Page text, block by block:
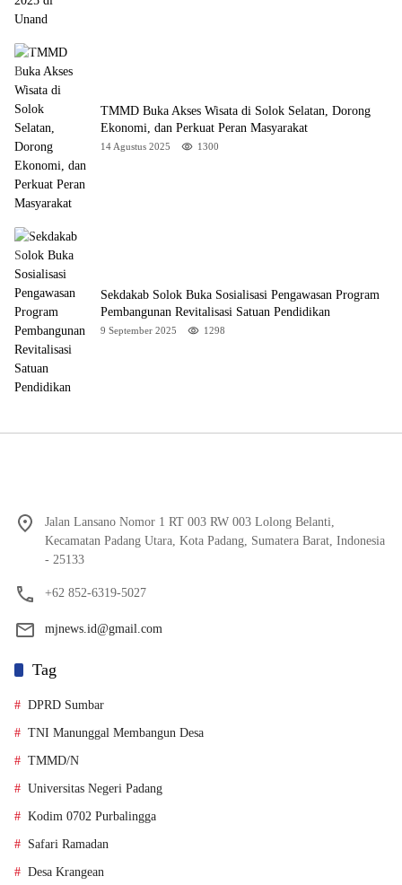
TMMD Buka Akses Wisata di Solok Selatan, Dorong
Ekonomi, dan Perkuat Peran Masyarakat
14 Agustus 2025 1300
Sekdakab Solok Buka Sosialisasi Pengawasan Program
Pembangunan Revitalisasi Satuan Pendidikan
9 September 2025 1298
Jalan Lansano Nomor 1 RT 003 RW 003 Lolong Belanti,
Kecamatan Padang Utara, Kota Padang, Sumatera Barat, Indonesia
- 25133
+62 852-6319-5027
mjnews.id@gmail.com
Tag
DPRD Sumbar
TNI Manunggal Membangun Desa
TMMD/N
Universitas Negeri Padang
Kodim 0702 Purbalingga
Safari Ramadan
Desa Krangean